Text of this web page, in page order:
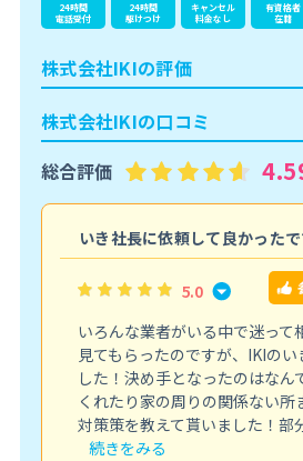
24時間
電話受付
24時間
駆けつけ
キャンセル
料金なし
有資格者
在籍
株式会社IKIの評価
株式会社IKIの口コミ
総合評価
いき社長に依頼して良かった
5.0
いろんな業者がいる中で迷って
見てもらったのですが、IKIの
した！決め手となったのはなん
くれたり家の周りの関係ない所
対策策を教えて貰いました！部
続きをみる